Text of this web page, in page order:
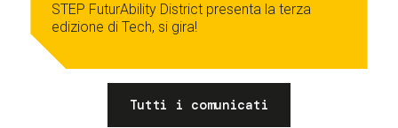
STEP FuturAbility District presenta la terza
edizione di Tech, si gira!
Tutti i comunicati